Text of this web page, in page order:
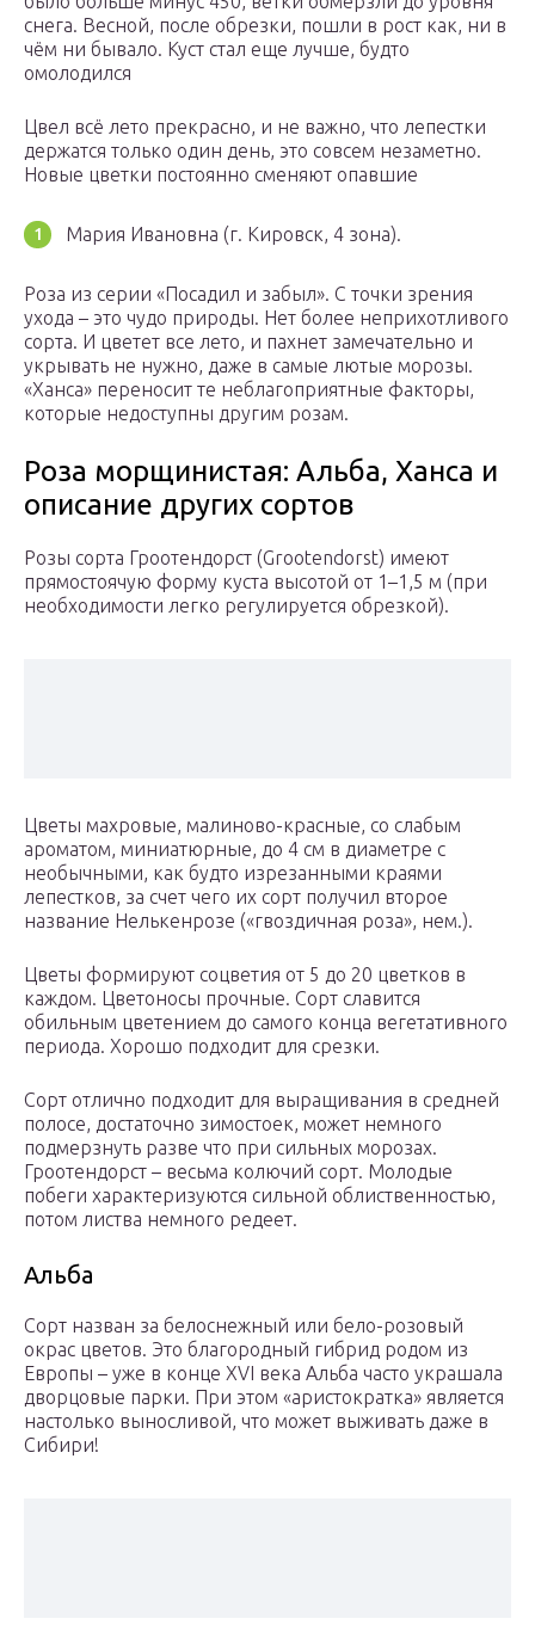
снега. Весной, после обрезки, пошли в рост как, ни в
чём ни бывало. Куст стал еще лучше, будто
омолодился
Цвел всё лето прекрасно, и не важно, что лепестки
держатся только один день, это совсем незаметно.
Новые цветки постоянно сменяют опавшие
Мария Ивановна (г. Кировск, 4 зона).
Роза из серии «Посадил и забыл». С точки зрения
ухода – это чудо природы. Нет более неприхотливого
сорта. И цветет все лето, и пахнет замечательно и
укрывать не нужно, даже в самые лютые морозы.
«Ханса» переносит те неблагоприятные факторы,
которые недоступны другим розам.
Роза морщинистая: Альба, Ханса и
описание других сортов
Розы сорта Гроотендорст (Grootendorst) имеют
прямостоячую форму куста высотой от 1–1,5 м (при
необходимости легко регулируется обрезкой).
Цветы махровые, малиново-красные, со слабым
ароматом, миниатюрные, до 4 см в диаметре с
необычными, как будто изрезанными краями
лепестков, за счет чего их сорт получил второе
название Нелькенрозе («гвоздичная роза», нем.).
Цветы формируют соцветия от 5 до 20 цветков в
каждом. Цветоносы прочные. Сорт славится
обильным цветением до самого конца вегетативного
периода. Хорошо подходит для срезки.
Сорт отлично подходит для выращивания в средней
полосе, достаточно зимостоек, может немного
подмерзнуть разве что при сильных морозах.
Гроотендорст – весьма колючий сорт. Молодые
побеги характеризуются сильной облиственностью,
потом листва немного редеет.
Альба
Сорт назван за белоснежный или бело-розовый
окрас цветов. Это благородный гибрид родом из
Европы – уже в конце XVI века Альба часто украшала
дворцовые парки. При этом «аристократка» является
настолько выносливой, что может выживать даже в
Сибири!